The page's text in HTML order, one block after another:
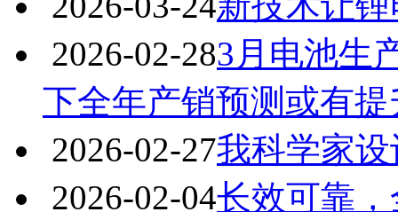
2026-02-283月电池生
下全年产销预测或有提
2026-02-27我科学家
2026-02-04长效可靠